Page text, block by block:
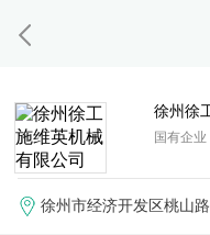
徐州徐
国有企业
徐州市经济开发区桃山